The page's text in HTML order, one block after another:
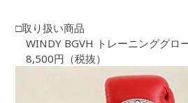
□取り扱い商品
WINDY BGVH トレーニンググロ
8,500円（税抜）